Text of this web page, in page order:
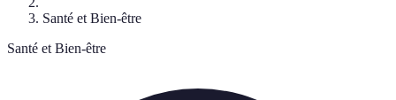
Santé et Bien-être
Santé et Bien-être